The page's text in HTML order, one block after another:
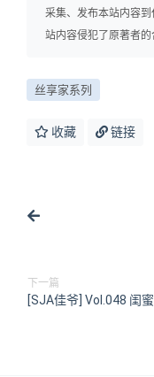
采集、发布本站内容
站内容侵犯了原著者的
丝享家系列
收藏 链接
下一篇
[SJA佳爷] Vol.048 闺